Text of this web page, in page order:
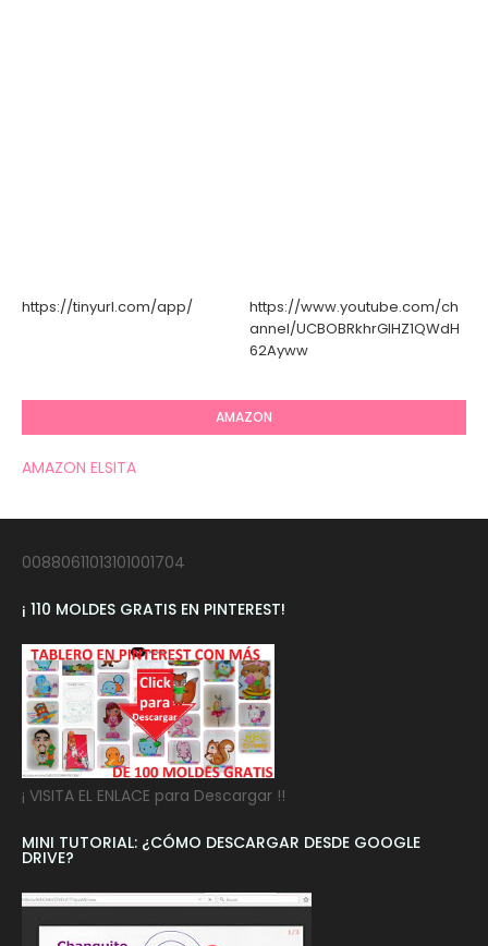
https://tinyurl.com/app/
https://www.youtube.com/ch
annel/UCBOBRkhrGIHZ1QWdH
62Ayww
AMAZON
AMAZON ELSITA
00880611013101001704
¡ 110 MOLDES GRATIS EN PINTEREST!
¡ VISITA EL ENLACE para Descargar !!
MINI TUTORIAL: ¿CÓMO DESCARGAR DESDE GOOGLE
DRIVE?